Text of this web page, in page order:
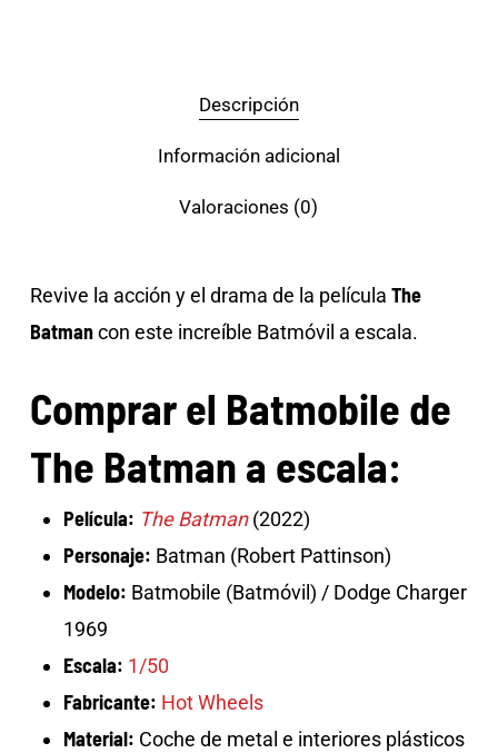
Descripción
Información adicional
Valoraciones (0)
Revive la acción y el drama de la película The
Batmancon este increíble Batmóvil a escala.
Comprar el Batmobile de
The Batman a escala:
Película: The Batman(2022)
Personaje: Batman (Robert Pattinson)
Modelo: Batmobile (Batmóvil) / Dodge Charger
1969
Escala: 1/50
Fabricante: Hot Wheels
Material: Coche de metal e interiores plásticos